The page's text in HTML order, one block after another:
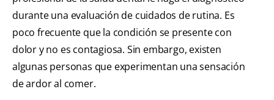
durante una evaluación de cuidados de rutina. Es
poco frecuente que la condición se presente con
dolor y no es contagiosa. Sin embargo, existen
algunas personas que experimentan una sensación
de ardor al comer.